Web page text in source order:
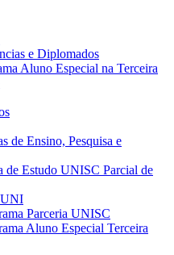
e Diplomados
Aluno Especial na Terceira
de Ensino, Pesquisa e
de Estudo UNISC Parcial de
Parceria UNISC
Aluno Especial Terceira